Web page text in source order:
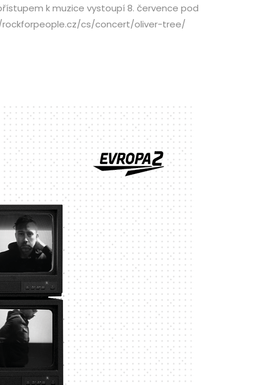
k muzice vystoupí 8. července pod
rockforpeople.cz/cs/concert/oliver-tree/